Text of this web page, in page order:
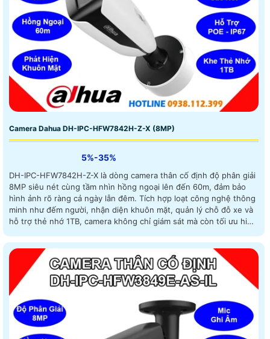
Camera Dahua DH-IPC-HFW7842H-Z-X (8MP)
5%-35%
DH-IPC-HFW7842H-Z-X là dòng camera thân cố định độ phân giải
8MP siêu nét cùng tầm nhìn hồng ngoại lên đến 60m, đảm bảo
hình ảnh rõ ràng cả ngày lẫn đêm. Tích hợp loạt công nghệ thông
minh như đếm người, nhận diện khuôn mặt, quản lý chỗ đỗ xe và
hỗ trợ thẻ nhớ 1TB, camera không chỉ giám sát mà còn tối ưu hiệu
ngoài trời